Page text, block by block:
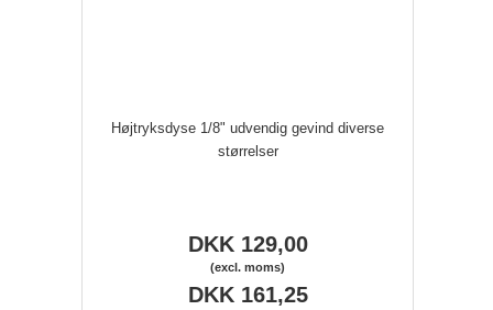
Højtryksdyse 1/8" udvendig gevind diverse
størrelser
DKK 129,00
(excl. moms)
DKK 161,25